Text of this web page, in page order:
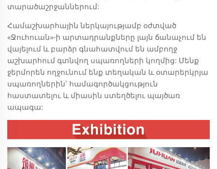
տարածաշրջաններում:
Համաշխարհային ներկայությամբ օժտված
«Ջուհուան»-ի արտադրանքները լայն ճանաչում են
վայելում և բարձր գնահատվում են ամբողջ
աշխարհում գտնվող սպառողների կողմից: Մենք
ջերմորեն ողջունում ենք տեղական և օտարերկրյա
սպառողներին՝ համագործակցություն
հաստատելու և միասին ստեղծելու պայծառ
ապագա: